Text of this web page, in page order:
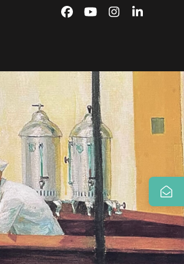
Facebook
YouTubeInstagramLinkedIn